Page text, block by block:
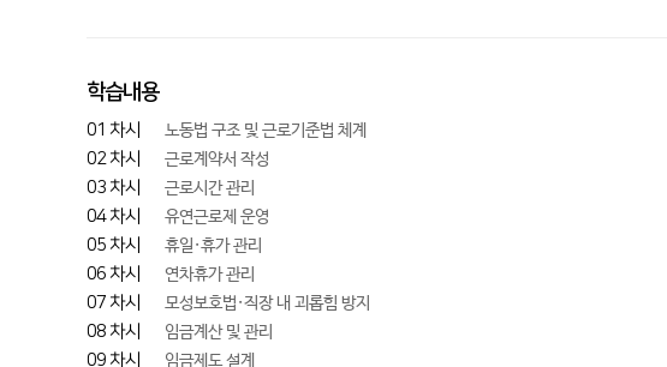
학습내용
01 차시 노동법 구조 및 근로기준법 체계
02 차시 근로계약서 작성
03 차시 근로시간 관리
04 차시 유연근로제 운영
05 차시 휴일·휴가 관리
06 차시 연차휴가 관리
07 차시 모성보호법·직장 내 괴롭힘 방지
08 차시 임금계산 및 관리
09 차시 임금제도 설계